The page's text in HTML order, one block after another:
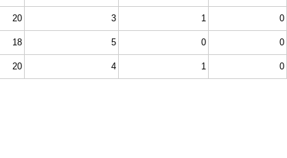
20 3 1 0
18 5 0 0
20 4 1 0